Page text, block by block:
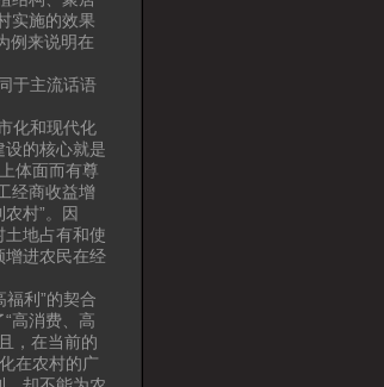
实施的效果
例来说明在
于主流话语
化和现代化
的核心就是
体面而有尊
经商收益增
村”。因
地占有和使
增进农民在经
利”的契合
高消费、高
，在当前的
在农村的广